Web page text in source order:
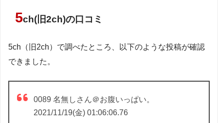
5ch(旧2ch)の口コミ
5ch（旧2ch）で調べたところ、以下のような投稿が確認
できました。
0089 名無しさん＠お腹いっぱい。
2021/11/19(金) 01:06:06.76